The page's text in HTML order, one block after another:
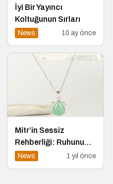
İyi Bir Yayıncı
Koltuğunun Sırları
News 10 ay önce
Mitr’in Sessiz
Rehberliği: Ruhunu
Anlatan Ürünler
News 1 yıl önce